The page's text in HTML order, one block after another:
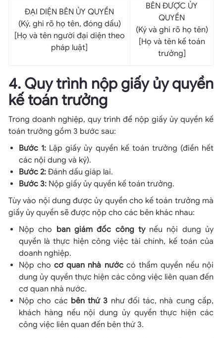
ĐẠI DIỆN BÊN ỦY QUYỀN
(Ký, ghi rõ họ tên, đóng dấu)
[Họ và tên người đại diện theo
pháp luật]
BÊN ĐƯỢC ỦY
QUYỀN
(Ký và ghi rõ họ tên)
[Họ và tên kế toán
trưởng]
4. Quy trình nộp giấy ủy quyền
kế toán trưởng
Trong doanh nghiệp, quy trình để nộp giấy ủy quyền kế
toán trưởng gồm 3 bước sau:
Bước 1: Lập giấy ủy quyền kế toán trưởng (điền hết
các nội dung và ký).
Bước 2: Đánh dấu giáp lai.
Bước 3: Nộp giấy ủy quyền kế toán trưởng.
Tùy vào nội dung được ủy quyền cho kế toán trưởng mà
giấy ủy quyền sẽ được nộp cho các bên khác nhau:
Nộp cho ban giám đốc công tynếu nội dung ủy
quyền là thực hiện công việc tài chính, kế toán của
doanh nghiệp.
Nộp chocơ quan nhà nướccó thẩm quyền nếu nội
dung ủy quyền thực hiện các công việc liên quan đến
cơ quan nhà nước.
Nộp cho các bên thứ 3 như đối tác, nhà cung cấp,
khách hàng nếu nội dung ủy quyền thực hiện các
công việc liên quan đến bên thứ 3.